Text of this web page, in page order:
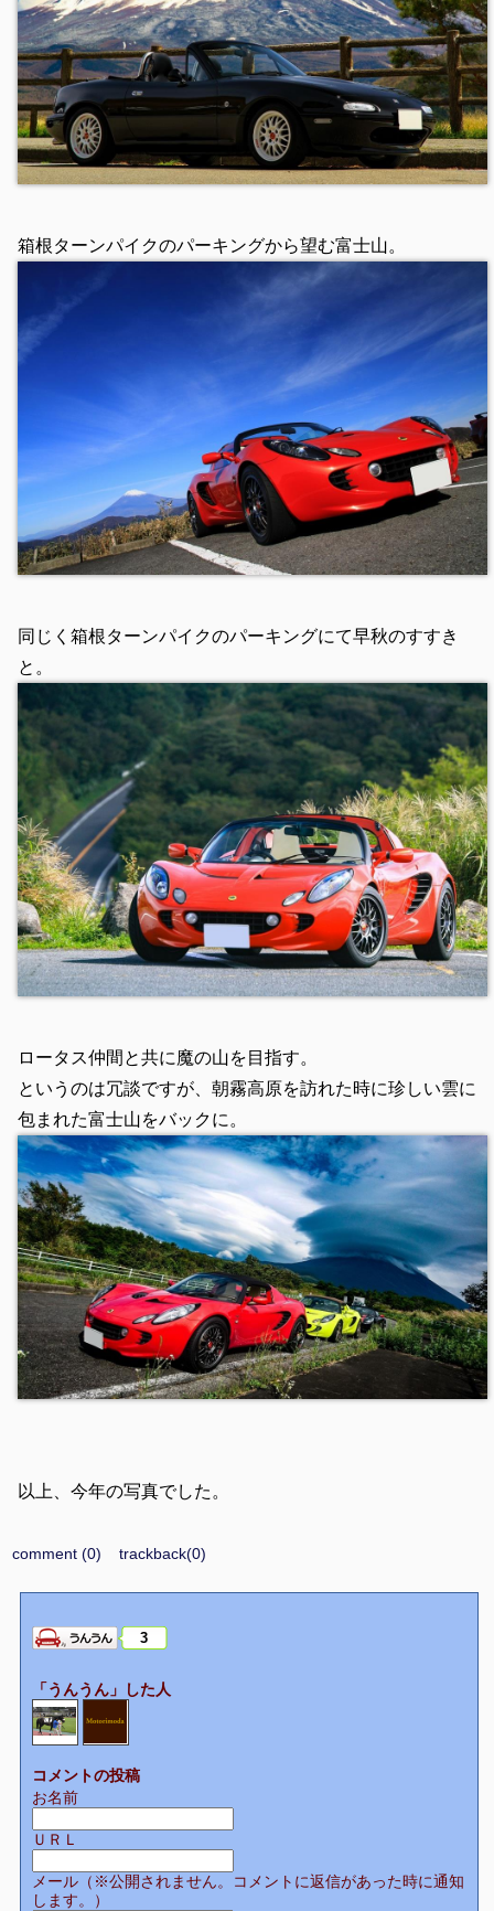
箱根ターンパイクのパーキングから望む富士山。
同じく箱根ターンパイクのパーキングにて早秋のすすき
と。
ロータス仲間と共に魔の山を目指す。
というのは冗談ですが、朝霧高原を訪れた時に珍しい雲に
包まれた富士山をバックに。
以上、今年の写真でした。
comment (0) trackback(0)
3
「うんうん」した人
コメントの投稿
お名前
ＵＲＬ
メール（※公開されません。コメントに返信があった時に通知
します。）